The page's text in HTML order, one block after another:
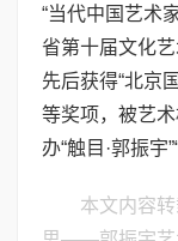
“当代中国艺术
省第十届文化
先后获得“北京
等奖项，被艺
办“触目·郭振宇
本文内容